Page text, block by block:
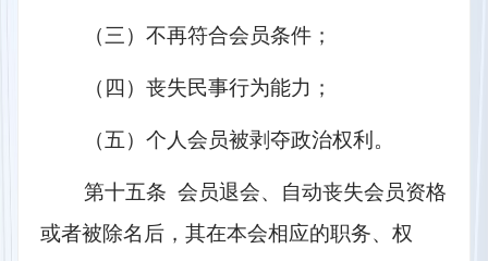
（三）不再符合会员条件；
（四）丧失民事行为能力；
（五）个人会员被剥夺政治权利。
第十五条  会员退会、自动丧失会员资格
或者被除名后，其在本会相应的职务、权